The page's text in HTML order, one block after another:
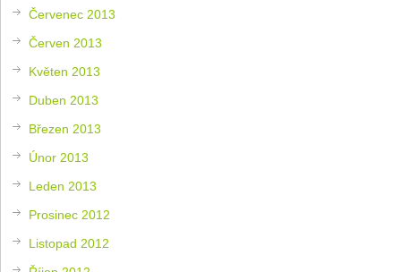
Červenec 2013
Červen 2013
Květen 2013
Duben 2013
Březen 2013
Únor 2013
Leden 2013
Prosinec 2012
Listopad 2012